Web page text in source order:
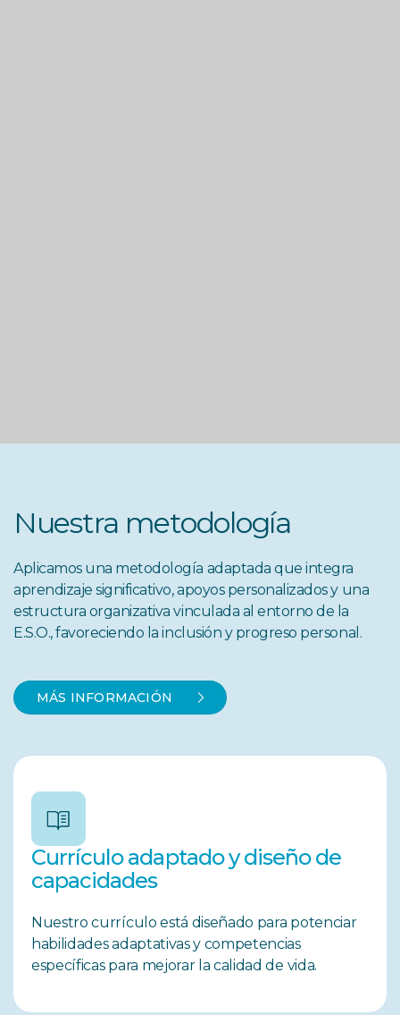
Nuestra metodología
Aplicamos una metodología adaptada que integra
aprendizaje significativo, apoyos personalizados y una
estructura organizativa vinculada al entorno de la
E.S.O., favoreciendo la inclusión y progreso personal.
MÁS INFORMACIÓN
Currículo adaptado y diseño de
capacidades
Nuestro currículo está diseñado para potenciar
habilidades adaptativas y competencias
específicas para mejorar la calidad de vida.